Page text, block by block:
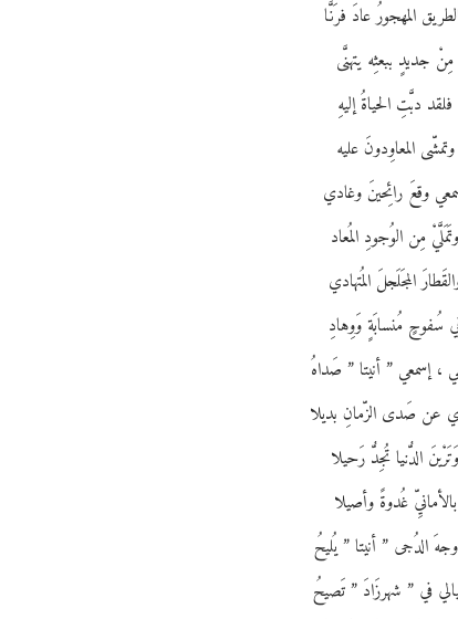
المهجورُ عادَ فرَنَّا
مِنْ جديدٍ ببعثِه يتهنَّى
فلقد دبَّتِ الحياةُ إليهِ
وتمشّى المعاوِدونَ عليه
وقعَ رائِحينَ وغادي
وتَمَلَّيْ مِن الوُجودِ المُعاد
المجَلَجلَ المُتهادي
سُفوحٍ مُنسابَةٍ وَوِهادِ
، إسمعي ” أنيتا ” صَداهُ
عن صَدى الزّمانِ بديلا
وَتَرْينَ الدُّنيا تُجِدُّ رَحيلا
بالأمانيِّ غُدوةً وأصيلا
الدُجى ” أنيتا ” يُليحُ
في ” شهرزَادَ ” تَصيحُ